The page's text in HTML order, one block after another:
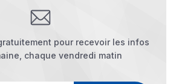
pour recevoir les infos
chaque vendredi matin